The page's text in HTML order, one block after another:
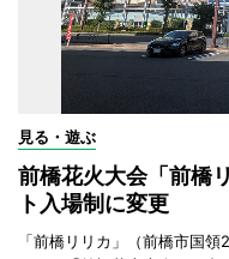
見る・遊ぶ
前橋花火大会「前橋
ト入場制に変更
「前橋リリカ」（前橋市国